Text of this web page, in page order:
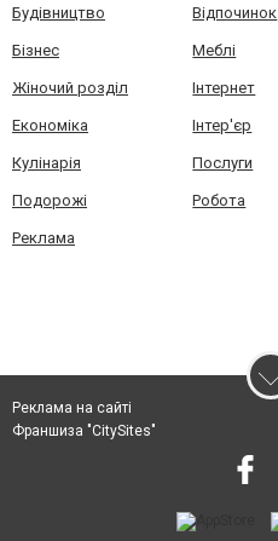
Будівництво Відпочинок
Бізнес Меблі
Жіночий розділ Інтернет
Економіка Інтер'єр
Кулінарія Послуги
Подорожі Робота
Реклама
Реклама на сайті
Франшиза "CitySites"